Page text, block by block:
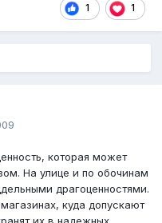
1 1
которая может
На улице и по обочинам
драгоценностями.
куда допускают
их в надежных